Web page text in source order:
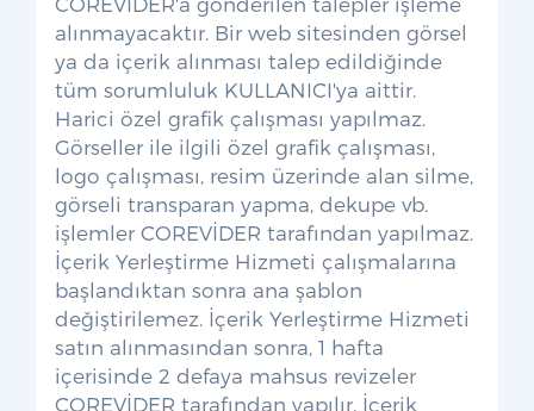
alınmayacaktır. Bir web sitesinden görsel
ya da içerik alınması talep edildiğinde
tüm sorumluluk KULLANICI'ya aittir.
Harici özel grafik çalışması yapılmaz.
Görseller ile ilgili özel grafik çalışması,
logo çalışması, resim üzerinde alan silme,
görseli transparan yapma, dekupe vb.
işlemler COREVİDER tarafından yapılmaz.
İçerik Yerleştirme Hizmeti çalışmalarına
başlandıktan sonra ana şablon
değiştirilemez. İçerik Yerleştirme Hizmeti
satın alınmasından sonra, 1 hafta
içerisinde 2 defaya mahsus revizeler
COREVİDER tarafından yapılır. İçerik